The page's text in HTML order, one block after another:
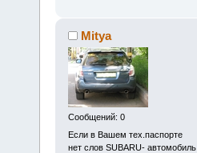
Mitya
Сообщений: 0
Если в Вашем тех.паспорте
нет слов SUBARU- автомобиль